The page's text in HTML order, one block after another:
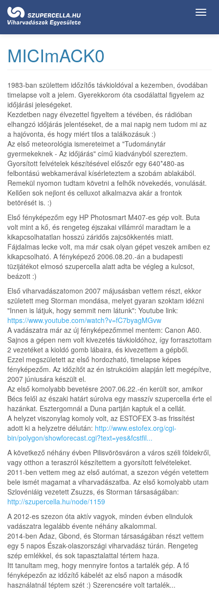
Ugrás
tartalomra
MICImACK0
1983-ban születtem időzítős távkioldóval a kezemben, óvodában
timelapse volt a jelem. Gyerekkorom óta csodálattal figyelem az
időjárási jeleségeket.
Kezdetben nagy élvezettel figyeltem a tévében, és rádióban
elhangzó időjárás jelentéseket, de a mai napig nem tudom mi az
a hajóvonta, és hogy miért tilos a találkozásuk :)
Az első meteorológia ismereteimet a "Tudománytár
gyermekeknek - Az időjárás" című kiadványból szereztem.
Gyorsított felvételek készítésével előszőr egy 640*480-as
felbontású webkamerával kísérleteztem a szobám ablakából.
Remekül nyomon tudtam követni a felhők növekedés, vonulását.
Kellően sok nejlont és celluxot alkalmazva akár a frontok
betörését is. :)
Első fényképezőm egy HP Photosmart M407-es gép volt. Buta
volt mint a kő, és rengeteg éjszakai villámról maradtam le a
kikapcsolhatatlan hosszú záridős zajcsökkentés miatt.
Fájdalmas lecke volt, ma már csak olyan gépet veszek amiben ez
kikapcsolható. A fényképező 2006.08.20.-án a budapesti
tüzijátékot elmosó szupercella alatt adta be végleg a kulcsot,
beázott :)
Első viharvadászatomon 2007 májusásban vettem részt, ekkor
született meg Storman mondása, melyet gyaran szoktam idézni
"Innen is látjuk, hogy semmit nem látunk": Youtube link:
https://www.youtube.com/watch?v=fC7byagMGvw
A vadászatra már az új fényképezőmmel mentem: Canon A60.
Sajnos a gépen nem volt kivezetés távkioldóhoz, így forrasztottam
2 vezetéket a kioldó gomb lábaira, és kivezettem a gépből.
Ezzel megszületett az első hordozható, timelapse képes
fényképezőm. Az időzítőt az én istrukcióim alapján lett megépítve,
2007 júniusára készült el.
Az első komolyabb bevetésre 2007.06.22.-én került sor, amikor
Bécs felől az északi határt súrolva egy masszív szupercella érte el
hazánkat. Esztergomnál a Duna partján kaptuk el a cellát.
A helyzet viszonylag komoly volt, az ESTOFEX 3-as frissítést
adott ki a helyzetre délután: http://www.estofex.org/cgi-
bin/polygon/showforecast.cgi?text=yes&fcstfil...
A következő néhány évben Pilisvörösváron a város széli földekről,
vagy otthon a teraszról készítettem a gyorsított felvételeket.
2011-ben vettem meg az első autómat, a szezon végén vetettem
bele ismét magamat a viharvadászatba. Az első komolyabb utam
Szlovéniáig vezetett Zsuzzs, és Storman társaságában:
http://szupercella.hu/node/1159
A 2012-es szezon óta aktív vagyok, minden évben elindulok
vadászatra legalább évente néhány alkalommal.
2014-ben Adaz, Gbond, és Storman társaságában részt vettem
egy 5 napos Észak-olaszországi viharvadász túrán. Rengeteg
szép emlékkel, és sok tapasztalattal tértem haza.
Itt tanultam meg, hogy mennyire fontos a tartalék gép. A fő
fényképezőn az időzítő kábelét az első napon a második
használatnál téptem szét :) Szerencsére volt tartalék...